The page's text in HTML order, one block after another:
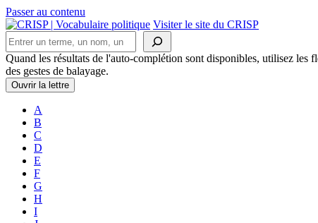
Passer au contenu
Navigation
principale
Visiter le site du CRISP
Rechercher
Quand les résultats de l'auto-complétion sont disponibles, utilisez les
des gestes de balayage.
Ouvrir la lettre
A
B
C
D
E
F
G
H
I